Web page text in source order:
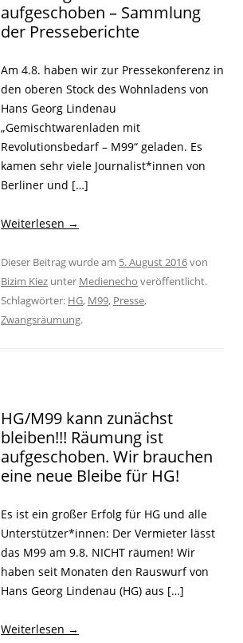
aufgeschoben – Sammlung
der Presseberichte
Am 4.8. haben wir zur Pressekonferenz in
den oberen Stock des Wohnladens von
Hans Georg Lindenau
„Gemischtwarenladen mit
Revolutionsbedarf – M99“ geladen. Es
kamen sehr viele Journalist*innen von
Berliner und […]
Weiterlesen →
Dieser Beitrag wurde am 5. August 2016von
Bizim Kiez unter Medienecho veröffentlicht.
Schlagwörter: HG, M99, Presse,
Zwangsräumung.
HG/M99 kann zunächst
bleiben!!! Räumung ist
aufgeschoben. Wir brauchen
eine neue Bleibe für HG!
Es ist ein großer Erfolg für HG und alle
Unterstützer*innen: Der Vermieter lässt
das M99 am 9.8. NICHT räumen! Wir
haben seit Monaten den Rauswurf von
Hans Georg Lindenau (HG) aus […]
Weiterlesen →